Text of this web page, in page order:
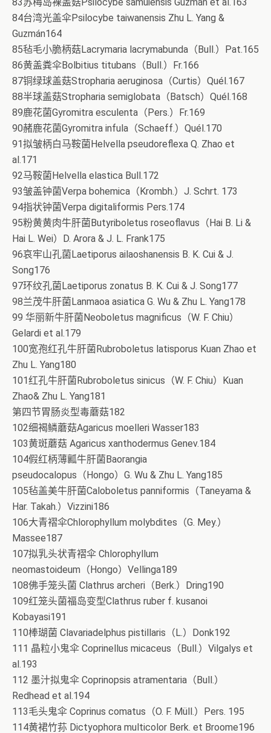
84台湾光盖伞Psilocybe taiwanensis Zhu L. Yang &
Guzmán164
85毡毛小脆柄菇Lacrymaria lacrymabunda（Bull.）Pat.165
86黄盖粪伞Bolbitius titubans（Bull.）Fr.166
87铜绿球盖菇Stropharia aeruginosa（Curtis）Quél.167
88半球盖菇Stropharia semiglobata（Batsch）Quél.168
89鹿花菌Gyromitra esculenta（Pers.）Fr.169
90赭鹿花菌Gyromitra infula（Schaeff.）Quél.170
91拟皱柄白马鞍菌Helvella pseudoreflexa Q. Zhao et
al.171
92马鞍菌Helvella elastica Bull.172
93皱盖钟菌Verpa bohemica（Krombh.）J. Schrt. 173
94指状钟菌Verpa digitaliformis Pers.174
95粉黄黄肉牛肝菌Butyriboletus roseoflavus（Hai B. Li &
Hai L. Wei）D. Arora & J. L. Frank175
96哀牢山孔菌Laetiporus ailaoshanensis B. K. Cui & J.
Song176
97环纹孔菌Laetiporus zonatus B. K. Cui & J. Song177
98兰茂牛肝菌Lanmaoa asiatica G. Wu & Zhu L. Yang178
99 华丽新牛肝菌Neoboletus magnificus（W. F. Chiu）
Gelardi et al.179
100宽孢红孔牛肝菌Rubroboletus latisporus Kuan Zhao et
Zhu L. Yang180
101红孔牛肝菌Rubroboletus sinicus（W. F. Chiu）Kuan
Zhao& Zhu L. Yang181
第四节胃肠炎型毒蘑菇182
102细褐鳞蘑菇Agaricus moelleri Wasser183
103黄斑蘑菇 Agaricus xanthodermus Genev.184
104假红柄薄瓤牛肝菌Baorangia
pseudocalopus（Hongo）G. Wu & Zhu L. Yang185
105毡盖美牛肝菌Caloboletus panniformis（Taneyama &
Har. Takah.）Vizzini186
106大青褶伞Chlorophyllum molybdites（G. Mey.）
Massee187
107拟乳头状青褶伞 Chlorophyllum
neomastoideum（Hongo）Vellinga189
108佛手笼头菌 Clathrus archeri（Berk.）Dring190
109红笼头菌福岛变型Clathrus ruber f. kusanoi
Kobayasi191
110棒瑚菌 Clavariadelphus pistillaris（L.）Donk192
111 晶粒小鬼伞 Coprinellus micaceus（Bull.）Vilgalys et
al.193
112 墨汁拟鬼伞 Coprinopsis atramentaria（Bull.）
Redhead et al.194
113毛头鬼伞 Coprinus comatus（O. F. Müll.）Pers. 195
114黄裙竹荪 Dictyophora multicolor Berk. et Broome196